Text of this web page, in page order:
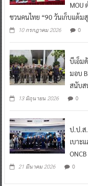
MOU
ชวนคนไทย “90 วันเก็บแต้ม
10 กรกฎาคม 2026 0
บีเอ็ม
มอบ
สนับส
13 มิถุนายน 2026 0
ป.ป.ส
เบาะ
21 มีนาคม 2026 0